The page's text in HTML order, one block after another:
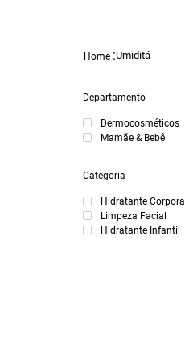
Umiditá
Departamento
Dermocosméticos
Mamãe & Bebê
Categoria
Hidratante Corporal
Limpeza Facial
Hidratante Infantil